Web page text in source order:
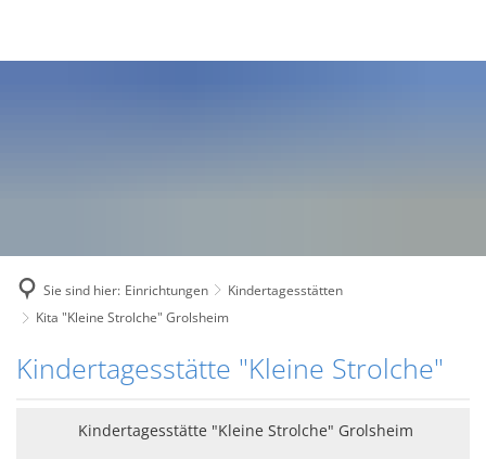
Sie sind hier: Einrichtungen
Kindertagesstätten
Kita "Kleine Strolche" Grolsheim
Kita
Strolche"
Kindertagesstätte "Kleine Strolche"
Kindertagesstätte "Kleine Strolche" Grolsheim